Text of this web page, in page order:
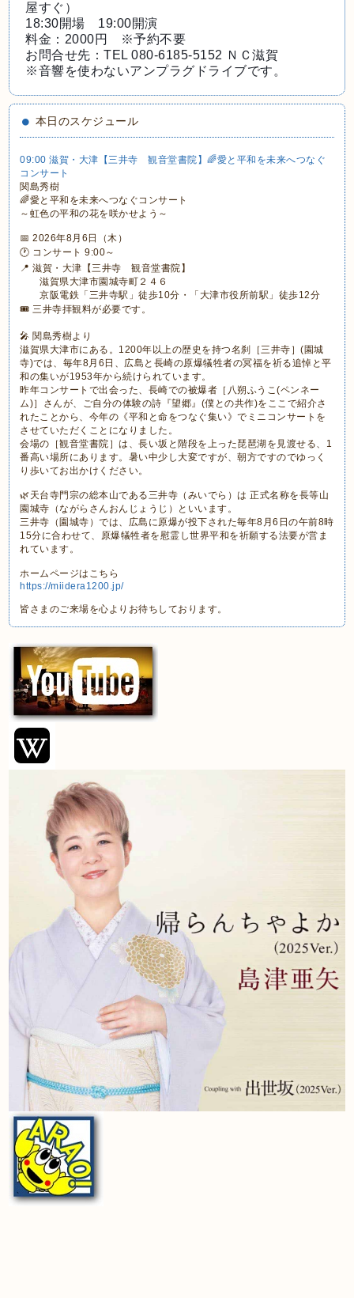
屋すぐ）
18:30開場 19:00開演
料金：2000円 ※予約不要
お問合せ先：TEL 080-6185-5152 ＮＣ滋賀
※音響を使わないアンプラグドライブです。
本日のスケジュール
09:00 滋賀・大津【三井寺 観音堂書院】🌈愛と平和を未来へつなぐ
コンサート
関島秀樹
🌈愛と平和を未来へつなぐコンサート
～虹色の平和の花を咲かせよう～
📅 2026年8月6日（木）
🕐 コンサート 9:00～
📍 滋賀・大津【三井寺 観音堂書院】
滋賀県大津市園城寺町２４６
京阪電鉄「三井寺駅」徒歩10分・「大津市役所前駅」徒歩12分
🎟 三井寺拝観料が必要です。
🎤 関島秀樹より
滋賀県大津市にある。1200年以上の歴史を持つ名刹［三井寺］(園城
寺)では、毎年8月6日、広島と長崎の原爆犠牲者の冥福を祈る追悼と平
和の集いが1953年から続けられています。
昨年コンサートで出会った、長崎での被爆者［八朔ふうこ(ペンネー
ム)］さんが、ご自分の体験の詩『望郷』(僕との共作)をここで紹介さ
れたことから、今年の《平和と命をつなぐ集い》でミニコンサートを
させていただくことになりました。
会場の［観音堂書院］は、長い坂と階段を上った琵琶湖を見渡せる、1
番高い場所にあります。暑い中少し大変ですが、朝方ですのでゆっく
り歩いてお出かけください。
🌿天台寺門宗の総本山である三井寺（みいでら）は 正式名称を長等山
園城寺（ながらさんおんじょうじ）といいます。
三井寺（園城寺）では、広島に原爆が投下された毎年8月6日の午前8時
15分に合わせて、原爆犠牲者を慰霊し世界平和を祈願する法要が営ま
れています。
ホームページはこちら
https://miidera1200.jp/
皆さまのご来場を心よりお待ちしております。